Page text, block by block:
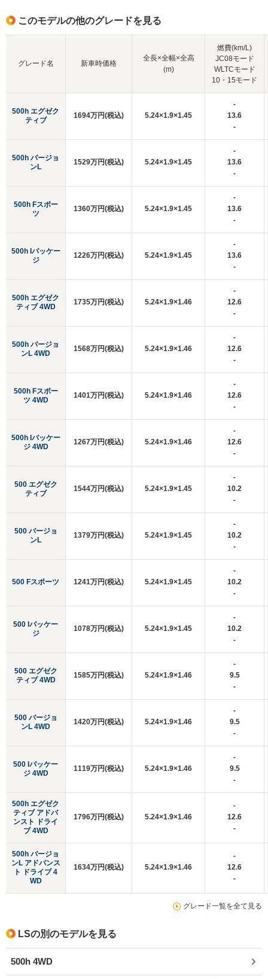
このモデルの他のグレードを見る
グレード名
500h エグゼク
ティブ
500h バージョ
ンL
500h Fスポー
ツ
500h Iパッケー
ジ
500h エグゼク
ティブ 4WD
500h バージョ
ンL 4WD
500h Fスポー
ツ 4WD
500h Iパッケー
ジ 4WD
500 エグゼク
ティブ
500 バージョ
ンL
500 Fスポーツ
500 Iパッケー
ジ
500 エグゼク
ティブ 4WD
500 バージョ
ンL 4WD
500 Iパッケー
ジ 4WD
500h エグゼク
ティブ アドバ
ンスト ドライ
ブ 4WD
500h バージョ
ンL アドバンス
ト ドライブ 4
WD
新車時価格
全長×全幅×全高
(m)
燃費(km/L)
JC08モード
WLTCモード
10・15モード
1694万円(税込) 5.24×1.9×1.45
-
13.6
-
1529万円(税込) 5.24×1.9×1.45
-
13.6
-
1360万円(税込) 5.24×1.9×1.45
-
13.6
-
1226万円(税込) 5.24×1.9×1.45
-
13.6
-
1735万円(税込) 5.24×1.9×1.46
-
12.6
-
1568万円(税込) 5.24×1.9×1.46
-
12.6
-
1401万円(税込) 5.24×1.9×1.46
-
12.6
-
1267万円(税込) 5.24×1.9×1.46
-
12.6
-
1544万円(税込) 5.24×1.9×1.45
-
10.2
-
1379万円(税込) 5.24×1.9×1.45
-
10.2
-
1241万円(税込) 5.24×1.9×1.45
-
10.2
-
1078万円(税込) 5.24×1.9×1.45
-
10.2
-
1585万円(税込) 5.24×1.9×1.46
-
9.5
-
1420万円(税込) 5.24×1.9×1.46
-
9.5
-
1119万円(税込) 5.24×1.9×1.46
-
9.5
-
1796万円(税込) 5.24×1.9×1.46
-
12.6
-
1634万円(税込) 5.24×1.9×1.46
-
12.6
-
グレード一覧を全て見る
LSの別のモデルを見る
500h 4WD